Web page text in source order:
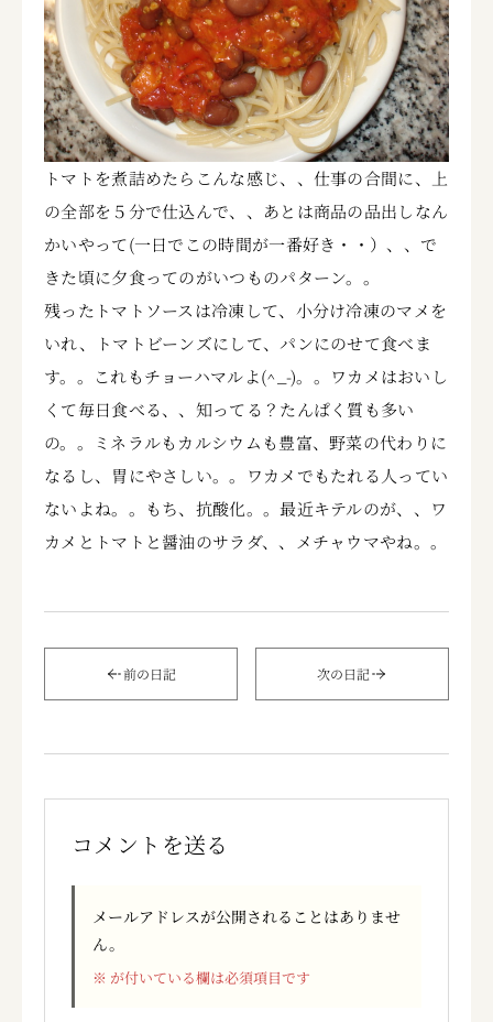
トマトを煮詰めたらこんな感じ、、仕事の合間に、上
の全部を５分で仕込んで、、あとは商品の品出しなん
かいやって(一日でこの時間が一番好き・・）、、で
きた頃に夕食ってのがいつものパターン。。
残ったトマトソースは冷凍して、小分け冷凍のマメを
いれ、トマトビーンズにして、パンにのせて食べま
す。。これもチョーハマルよ(^_-)。。ワカメはおいし
くて毎日食べる、、知ってる？たんぱく質も多い
の。。ミネラルもカルシウムも豊富、野菜の代わりに
なるし、胃にやさしい。。ワカメでもたれる人ってい
ないよね。。もち、抗酸化。。最近キテルのが、、ワ
カメとトマトと醤油のサラダ、、メチャウマやね。。
前の日記 次の日記
コメントを送る
メールアドレスが公開されることはありませ
ん。
※ が付いている欄は必須項目です